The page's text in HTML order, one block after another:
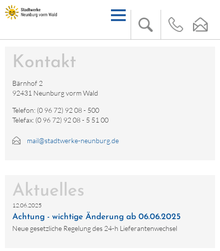
Kontakt
Bärnhof 2
92431 Neunburg vorm Wald
Telefon: (0 96 72) 92 08 - 500
Telefax: (0 96 72) 92 08 - 5 51 00
mail@stadtwerke-neunburg.de
Aktuelles
12.06.2025
Achtung - wichtige Änderung ab 06.06.2025
Neue gesetzliche Regelung des 24-h Lieferantenwechsel